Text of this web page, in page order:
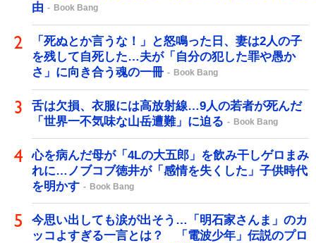
由
Book Bang
「死ぬとか言うな！」と怒鳴った日、妻は2人の子
を残して自死した…夫が「自分の犯した罪や愚か
さ」に向き合う魂の一冊
Book Bang
舌は欠損、衣服には高放射線…9人の若者が死んだ
「世界一不気味な山岳遭難」に迫る
Book Bang
心を病んだ母が「4Lの大五郎」を飲み干しゲロまみ
れに…ノブコブ徳井が「感情を失くした」子供時代
を明かす
Book Bang
今思い出しても涙が出そう…「明石家さんま」のカ
ッコよすぎる一言とは？ 「電波少年」伝説のプロ